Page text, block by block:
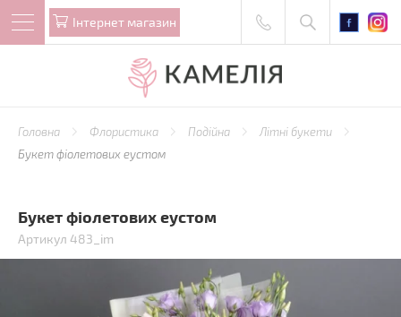
Iнтернет магазин
Головна Флористика Подійна
Літні букети
Букет фіолетових еустом
Букет фіолетових еустом
Артикул 483_im